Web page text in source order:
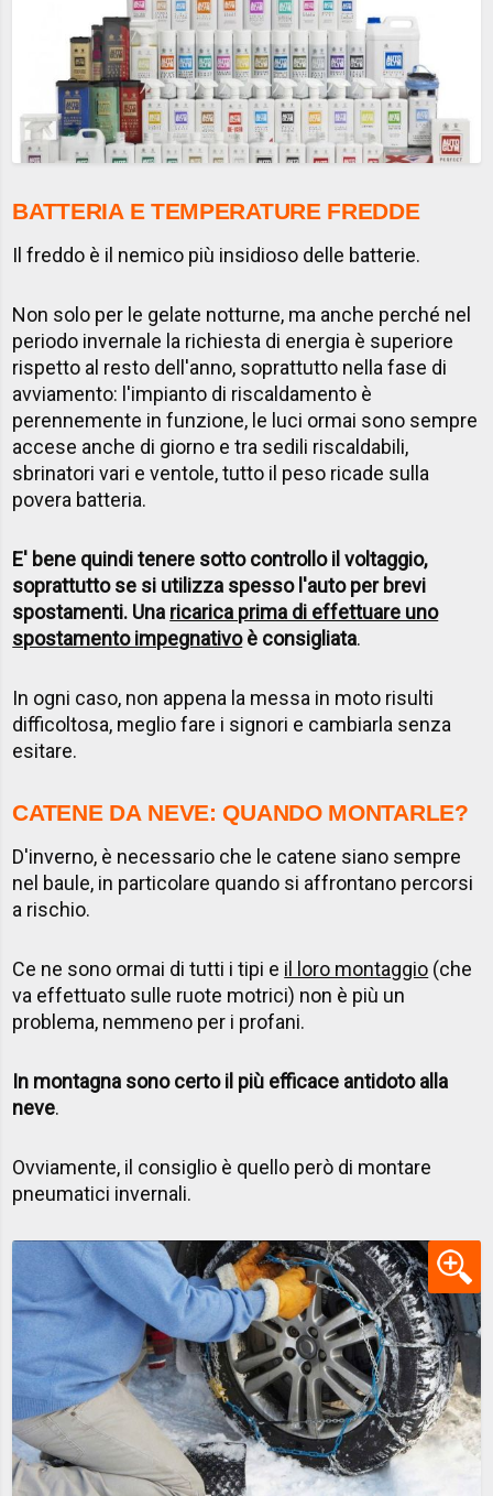
BATTERIA E TEMPERATURE FREDDE
Il freddo è il nemico più insidioso delle batterie.
Non solo per le gelate notturne, ma anche perché nel
periodo invernale la richiesta di energia è superiore
rispetto al resto dell'anno, soprattutto nella fase di
avviamento: l'impianto di riscaldamento è
perennemente in funzione, le luci ormai sono sempre
accese anche di giorno e tra sedili riscaldabili,
sbrinatori vari e ventole, tutto il peso ricade sulla
povera batteria.
E' bene quindi tenere sotto controllo il voltaggio,
soprattutto se si utilizza spesso l'auto per brevi
spostamenti. Una ricarica prima di effettuare uno
spostamento impegnativoè consigliata.
In ogni caso, non appena la messa in moto risulti
difficoltosa, meglio fare i signori e cambiarla senza
esitare.
CATENE DA NEVE: QUANDO MONTARLE?
D'inverno, è necessario che le catene siano sempre
nel baule, in particolare quando si affrontano percorsi
a rischio.
Ce ne sono ormai di tutti i tipi e il loro montaggio (che
va effettuato sulle ruote motrici) non è più un
problema, nemmeno per i profani.
In montagna sono certo il più efficace antidoto alla
neve.
Ovviamente, il consiglio è quello però di montare
pneumatici invernali.